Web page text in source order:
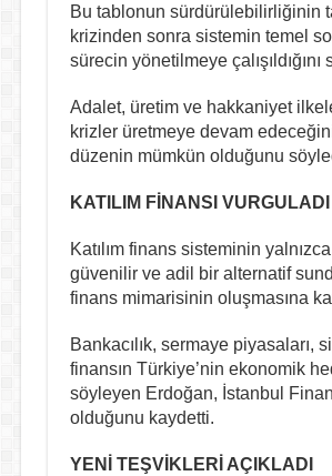
Bu tablonun sürdürülebilirliğinin
krizinden sonra sistemin temel
sürecin yönetilmeye çalışıldığını
Adalet, üretim ve hakkaniyet
krizler üretmeye devam
düzenin mümkün olduğunu
KATILIM FİNANSI VURGULADI
Katılım finans sisteminin
güvenilir ve adil bir alternatif
finans mimarisinin oluşmasına
Bankacılık, sermaye piyasaları,
finansın Türkiye’nin ekonomik
söyleyen Erdoğan, İstanbul
olduğunu kaydetti.
YENİ TEŞVİKLERİ AÇIKLADI